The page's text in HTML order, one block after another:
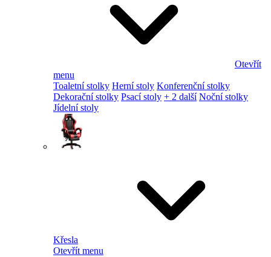
Otevřít
menu
Toaletní stolky Herní stoly Konferenční stolky
Dekorační stolky Psací stoly + 2 další Noční stolky
Jídelní stoly
Křesla
Otevřít menu